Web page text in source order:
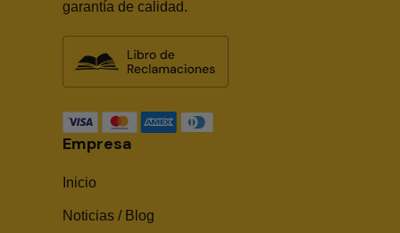
garantía de calidad.
Empresa
Inicio
Noticias / Blog